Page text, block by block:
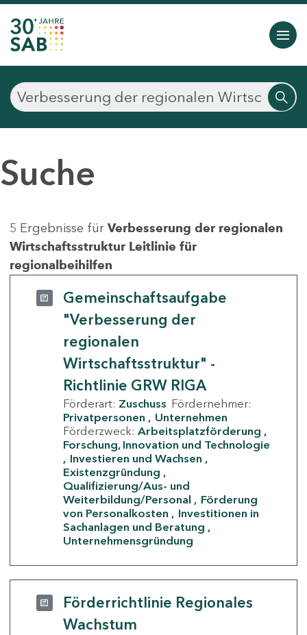
Suche
5 Ergebnisse für Verbesserung der regionalen
Wirtschaftsstruktur Leitlinie für
regionalbeihilfen
Gemeinschaftsaufgabe
"Verbesserung der
regionalen
Wirtschaftsstruktur" -
Richtlinie GRW RIGA
Förderart: Zuschuss Fördernehmer:
Privatpersonen
Unternehmen
Förderzweck: Arbeitsplatzförderung
Forschung, Innovation und Technologie
Investieren und Wachsen
Existenzgründung
Qualifizierung/Aus- und
Weiterbildung/Personal
Förderung
von Personalkosten
Investitionen in
Sachanlagen und Beratung
Unternehmensgründung
Förderrichtlinie Regionales
Wachstum